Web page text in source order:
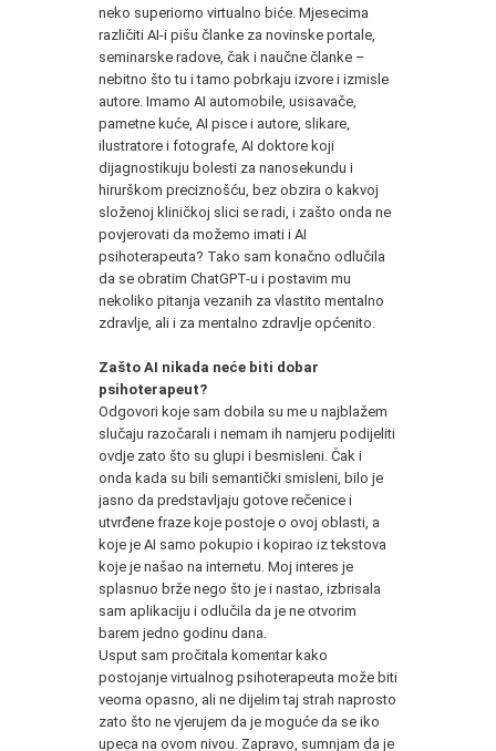
neko superiorno virtualno biće. Mjesecima
različiti AI-i pišu članke za novinske portale,
seminarske radove, čak i naučne članke –
nebitno što tu i tamo pobrkaju izvore i izmisle
autore. Imamo AI automobile, usisavače,
pametne kuće, AI pisce i autore, slikare,
ilustratore i fotografe, AI doktore koji
dijagnostikuju bolesti za nanosekundu i
hirurškom preciznošću, bez obzira o kakvoj
složenoj kliničkoj slici se radi, i zašto onda ne
povjerovati da možemo imati i AI
psihoterapeuta? Tako sam konačno odlučila
da se obratim ChatGPT-u i postavim mu
nekoliko pitanja vezanih za vlastito mentalno
zdravlje, ali i za mentalno zdravlje općenito.
Zašto AI nikada neće biti dobar
psihoterapeut?
Odgovori koje sam dobila su me u najblažem
slučaju razočarali i nemam ih namjeru podijeliti
ovdje zato što su glupi i besmisleni. Čak i
onda kada su bili semantički smisleni, bilo je
jasno da predstavljaju gotove rečenice i
utvrđene fraze koje postoje o ovoj oblasti, a
koje je AI samo pokupio i kopirao iz tekstova
koje je našao na internetu. Moj interes je
splasnuo brže nego što je i nastao, izbrisala
sam aplikaciju i odlučila da je ne otvorim
barem jedno godinu dana.
Usput sam pročitala komentar kako
postojanje virtualnog psihoterapeuta može biti
veoma opasno, ali ne dijelim taj strah naprosto
zato što ne vjerujem da je moguće da se iko
upeca na ovom nivou. Zapravo, sumnjam da je